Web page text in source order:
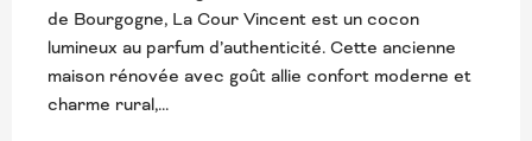
de Bourgogne, La Cour Vincent est un cocon
lumineux au parfum d’authenticité. Cette ancienne
maison rénovée avec goût allie confort moderne et
charme rural,...